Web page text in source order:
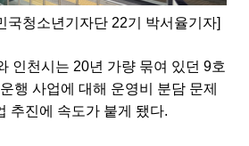
국청소년기자단 22기 박서율기자]
인천시는 20년 가량 묶여 있던 9호
행 사업에 대해 운영비 분담 문제
추진에 속도가 붙게 됐다.